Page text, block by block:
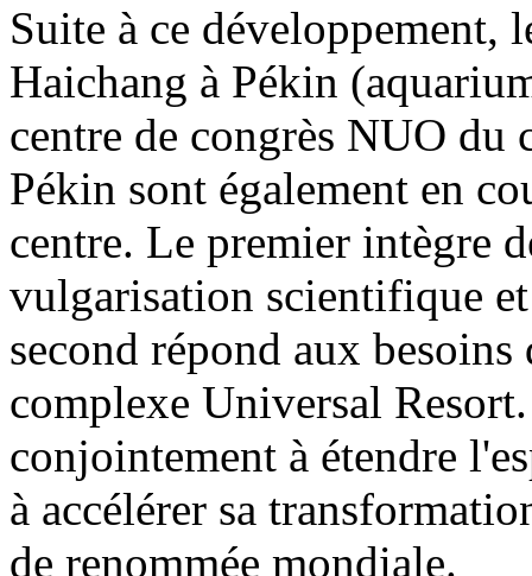
Suite à ce développement,
Haichang à Pékin
centre de congrès NUO du
Pékin sont également en
centre. Le premier intègre
vulgarisation scientifique
second répond aux
complexe Universal
conjointement à étendre
à accélérer sa
de renommée mondiale.